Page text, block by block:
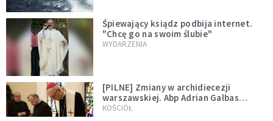
Śpiewający ksiądz podbija internet.
"Chcę go na swoim ślubie"
WYDARZENIA
[PILNE] Zmiany w archidiecezji
warszawskiej. Abp Adrian Galbas
wręczył dekrety nowym proboszczom
KOŚCIÓŁ